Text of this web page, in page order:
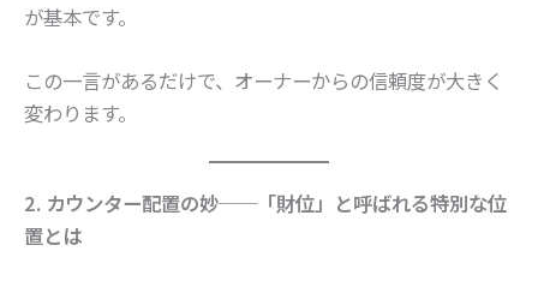
が基本です。
この一言があるだけで、オーナーからの信頼度が大きく
変わります。
2. カウンター配置の妙──「財位」と呼ばれる特別な位
置とは